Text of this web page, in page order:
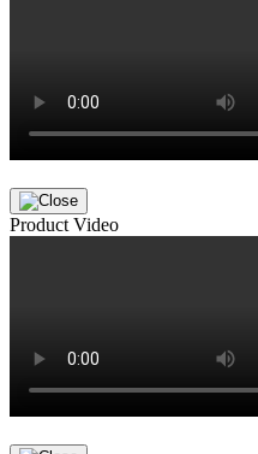
Product Video